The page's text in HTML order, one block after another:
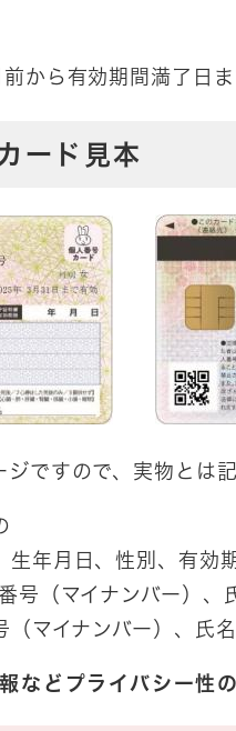
から有効期間満了日
ード見本
ですので、実物とは
年月日、性別、有効
（マイナンバー）、
マイナンバー）、氏
などプライバシー性